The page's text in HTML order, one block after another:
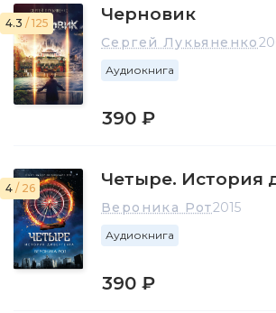
4.3 / 125 Черновик
Сергей Лукьяненко
Аудиокнига
390 ₽
4 / 26 Четыре. История
Вероника Рот2015
Аудиокнига
390 ₽